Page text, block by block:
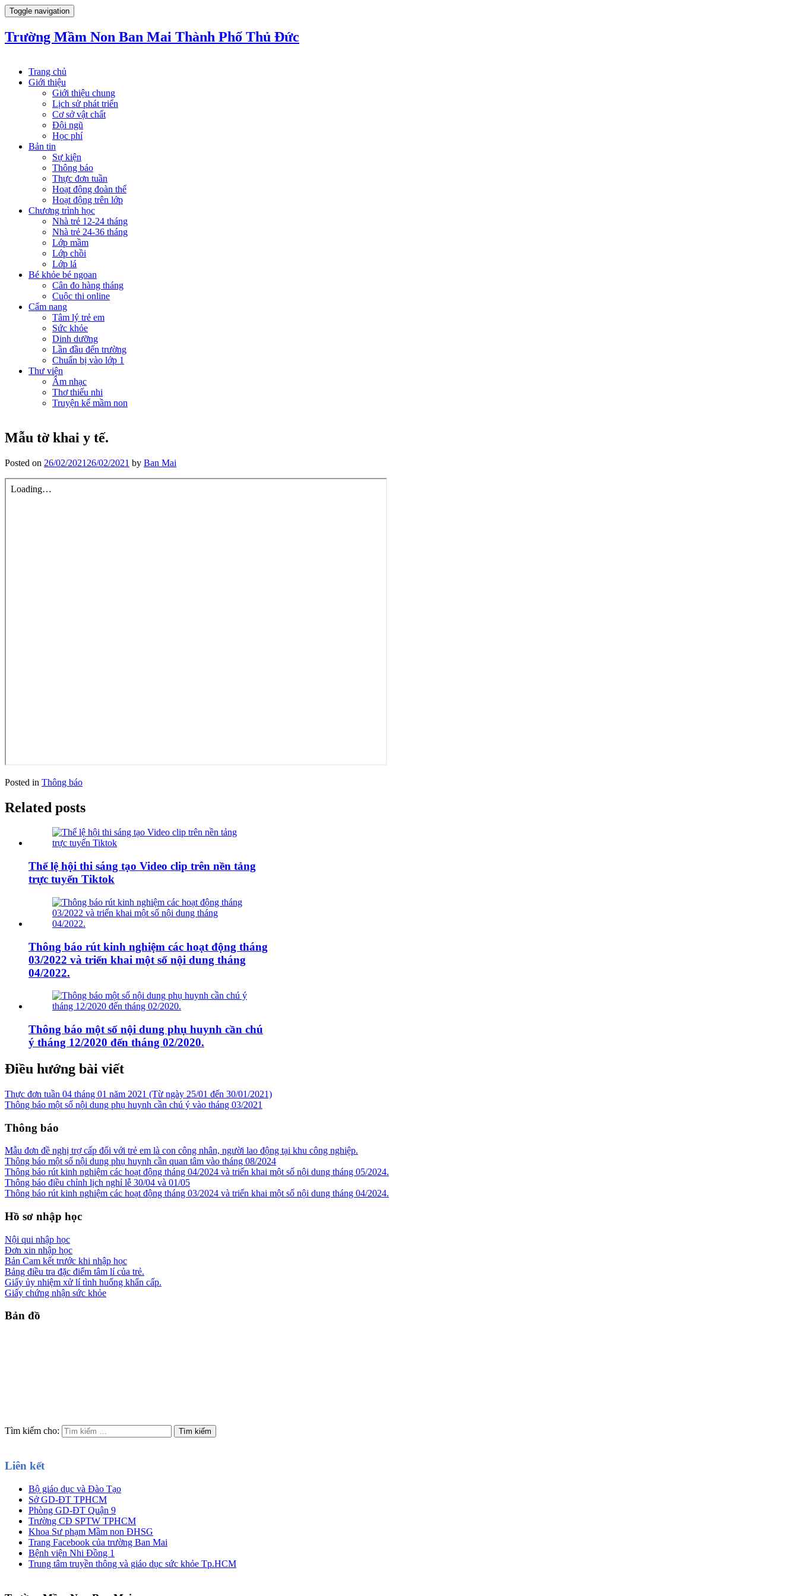
Toggle navigation
Trường Mầm Non Ban Mai Thành Phố Thủ Đức
Trang chủ
Giới thiệu
Giới thiệu chung
Lịch sử phát triển
Cơ sở vật chất
Đội ngũ
Học phí
Bản tin
Sự kiện
Thông báo
Thực đơn tuần
Hoạt động đoàn thể
Hoạt động trên lớp
Chương trình học
Nhà trẻ 12-24 tháng
Nhà trẻ 24-36 tháng
Lớp mầm
Lớp chồi
Lớp lá
Bé khỏe bé ngoan
Cân đo hàng tháng
Cuộc thi online
Cẩm nang
Tâm lý trẻ em
Sức khỏe
Dinh dưỡng
Lần đầu đến trường
Chuẩn bị vào lớp 1
Thư viện
Âm nhạc
Thơ thiếu nhi
Truyện kể mầm non
Mẫu tờ khai y tế.
Posted on 26/02/2021 26/02/2021 by Ban Mai
Posted in Thông báo
Related posts
Thể lệ hội thi sáng tạo Video clip trên nền tảng
trực tuyến Tiktok
Thông báo rút kinh nghiệm các hoạt động tháng
03/2022 và triển khai một số nội dung tháng
04/2022.
Thông báo một số nội dung phụ huynh cần chú
ý tháng 12/2020 đến tháng 02/2020.
Điều hướng bài viết
Thực đơn tuần 04 tháng 01 năm 2021 (Từ ngày 25/01 đến 30/01/2021)
Thông báo một số nội dung phụ huynh cần chú ý vào tháng 03/2021
Thông báo
Mẫu đơn đề nghị trợ cấp đối với trẻ em là con công nhân, người lao động tại khu công nghiệp.
Thông báo một số nội dung phụ huynh cần quan tâm vào tháng 08/2024
Thông báo rút kinh nghiệm các hoạt động tháng 04/2024 và triển khai một số nội dung tháng 05/2024.
Thông báo điều chỉnh lịch nghỉ lễ 30/04 và 01/05
Thông báo rút kinh nghiệm các hoạt động tháng 03/2024 và triển khai một số nội dung tháng 04/2024.
Hồ sơ nhập học
Nội qui nhập học
Đơn xin nhập học
Bản Cam kết trước khi nhập học
Bảng điều tra đặc điểm tâm lí của trẻ.
Giấy ủy nhiệm xử lí tình huống khẩn cấp.
Giấy chứng nhận sức khỏe
Bản đồ
Tìm kiếm cho:
Liên kết
Bộ giáo dục và Đào Tạo
Sở GD-ĐT TPHCM
Phòng GD-ĐT Quận 9
Trường CĐ SPTW TPHCM
Khoa Sư phạm Mầm non ĐHSG
Trang Facebook của trường Ban Mai
Bệnh viện Nhi Đồng 1
Trung tâm truyền thông và giáo dục sức khỏe Tp.HCM